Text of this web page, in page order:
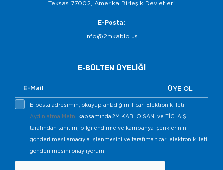
Teksas 77002, Amerika Birleşik Devletleri
E-Posta:
info@2mkablo.us
E-BÜLTEN ÜYELİĞİ
ÜYE OL
E-posta adresimin, okuyup anladığım Ticari Elektronik İleti
Aydınlatma Metni kapsamında 2M KABLO SAN. ve TİC. A.Ş.
tarafından tanıtım, bilgilendirme ve kampanya içeriklerinin
gönderilmesi amacıyla işlenmesini ve tarafıma ticari elektronik ileti
gönderilmesini onaylıyorum.